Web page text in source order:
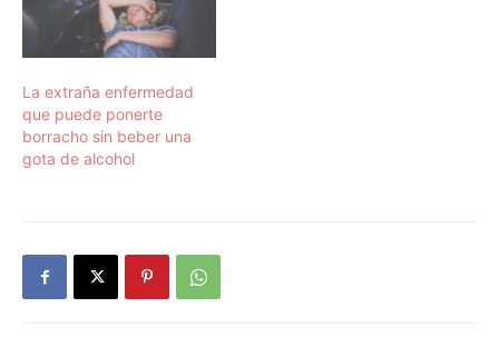
La extraña enfermedad
que puede ponerte
borracho sin beber una
gota de alcohol